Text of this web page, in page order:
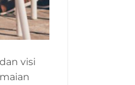
visi